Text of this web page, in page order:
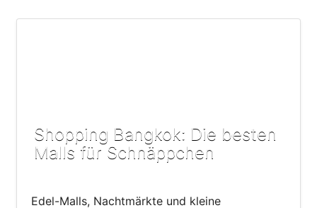
Shopping Bangkok: Die besten
Malls für Schnäppchen
Edel-Malls, Nachtmärkte und kleine